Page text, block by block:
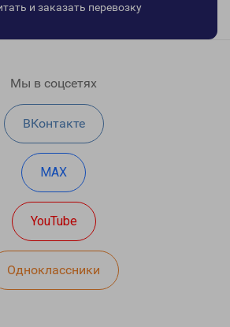
и заказать перевозку
Мы в соцсетях
ВКонтакте
MAX
YouTube
Одноклассники